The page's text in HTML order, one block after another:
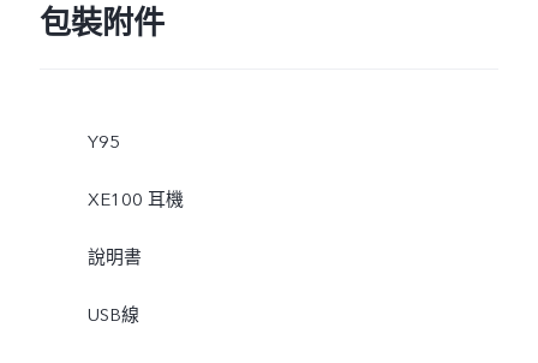
包裝附件
Y95
XE100 耳機
說明書
USB線